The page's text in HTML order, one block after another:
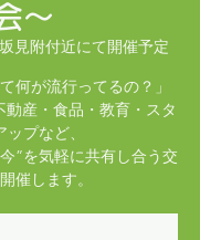
～
見附付近にて開催予定
何が流行ってるの？」
産・食品・教育・スタ
ップなど、
”を気軽に共有し合う交
催します。